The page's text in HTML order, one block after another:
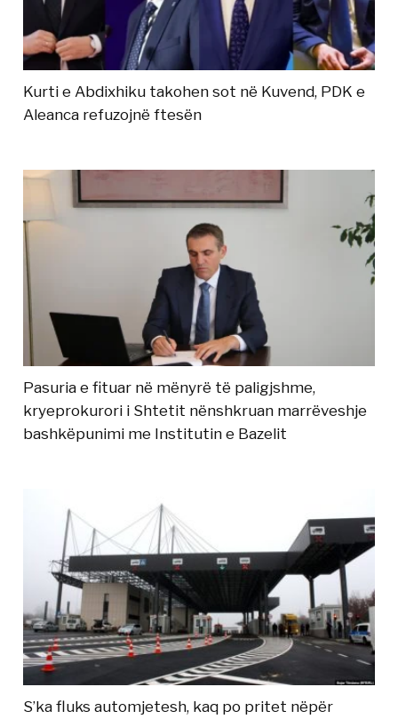
Kurti e Abdixhiku takohen sot në Kuvend, PDK e
Aleanca refuzojnë ftesën
Pasuria e fituar në mënyrë të paligjshme,
kryeprokurori i Shtetit nënshkruan marrëveshje
bashkëpunimi me Institutin e Bazelit
S’ka fluks automjetesh, kaq po pritet nëpër